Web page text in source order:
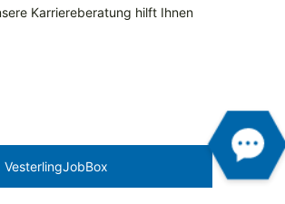
Karriereberatung hilft Ihnen
Vesterling­JobBox